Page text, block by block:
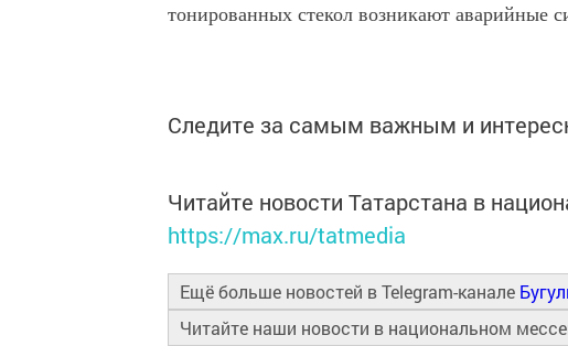
тонированных стекол возникают аварийные
Следите за самым важным и
Читайте новости Татарстана в
https://max.ru/tatmedia
Ещё больше новостей в Telegram-канале
Читайте наши новости в национальном